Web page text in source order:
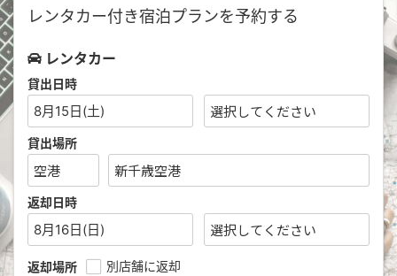
レンタカー付き宿泊プランを予約する
レンタカー
貸出日時
8月15日(土)
貸出場所
返却日時
8月16日(日)
返却場所 別店舗に返却